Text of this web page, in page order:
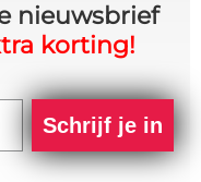
nieuwsbrief
korting!
Schrijf je in